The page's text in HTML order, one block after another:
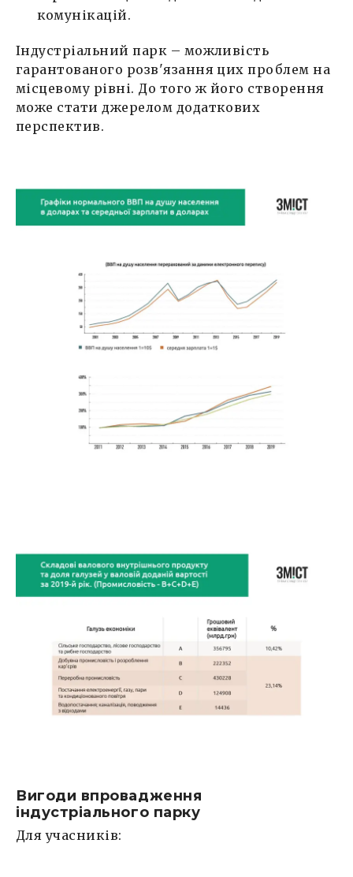
комунікацій.
Індустріальний парк – можливість
гарантованого розв'язання цих проблем на
місцевому рівні. До того ж його створення
може стати джерелом додаткових
перспектив.
Вигоди впровадження
індустріального парку
Для учасників: